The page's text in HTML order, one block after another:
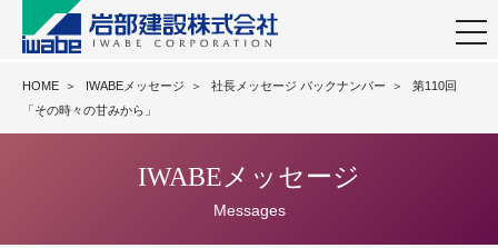
HOME ＞ IWABEメッセージ ＞ 社長メッセージ バックナンバー ＞
第110回
「その時々の甘みから」
IWABEメッセージ
Messages